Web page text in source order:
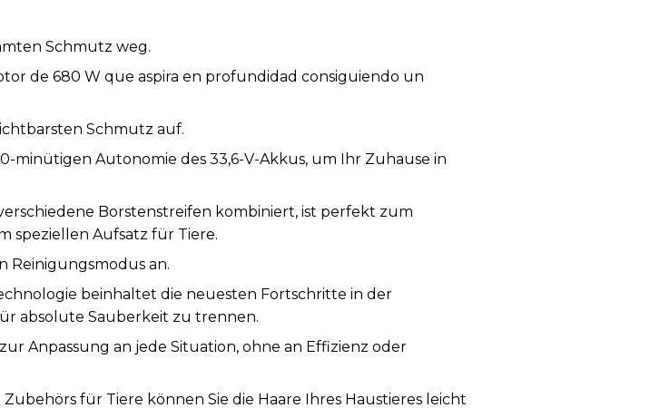
Schmutz weg.
de 680 W que aspira en profundidad consiguiendo un
Schmutz auf.
minütigen Autonomie des 33,6-V-Akkus, um Ihr Zuhause in
Borstenstreifen kombiniert, ist perfekt zum
speziellen Aufsatz für Tiere.
Reinigungsmodus an.
beinhaltet die neuesten Fortschritte in der
absolute Sauberkeit zu trennen.
Anpassung an jede Situation, ohne an Effizienz oder
für Tiere können Sie die Haare Ihres Haustieres leicht